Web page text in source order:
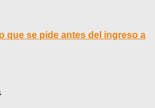
que se pide antes del ingreso a